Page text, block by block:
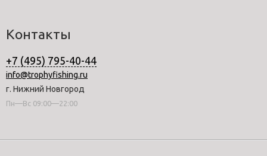
Контакты
+7 (495) 795-40-44
info@trophyfishing.ru
г. Нижний Новгород
Пн—Вс 09:00—22:00